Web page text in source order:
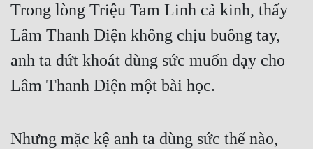
Huyền Huyễn
Huyền Nghi
Trong lòng Triệu Tam Linh cả kinh, thấy
Lâm Thanh Diện không chịu buông tay,
anh ta dứt khoát dùng sức muốn dạy cho
Lâm Thanh Diện một bài học.
Nhưng mặc kệ anh ta dùng sức thế nào,